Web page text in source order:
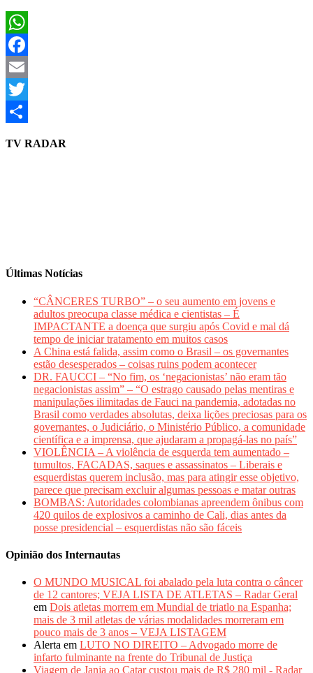
WhatsApp
Facebook
Email
Twitter
TV RADAR
Últimas Notícias
“CÂNCERES TURBO” – o seu aumento em jovens e
adultos preocupa classe médica e cientistas – É
IMPACTANTE a doença que surgiu após Covid e mal dá
tempo de iniciar tratamento em muitos casos
A China está falida, assim como o Brasil – os governantes
estão desesperados – coisas ruins podem acontecer
DR. FAUCCI – “No fim, os ‘negacionistas’ não eram tão
negacionistas assim” – “O estrago causado pelas mentiras e
manipulações ilimitadas de Fauci na pandemia, adotadas no
Brasil como verdades absolutas, deixa lições preciosas para os
governantes, o Judiciário, o Ministério Público, a comunidade
científica e a imprensa, que ajudaram a propagá-las no país”
VIOLÊNCIA – A violência de esquerda tem aumentado –
tumultos, FACADAS, saques e assassinatos – Liberais e
esquerdistas querem inclusão, mas para atingir esse objetivo,
parece que precisam excluir algumas pessoas e matar outras
BOMBAS: Autoridades colombianas apreendem ônibus com
420 quilos de explosivos a caminho de Cali, dias antes da
posse presidencial – esquerdistas não são fáceis
Opinião dos Internautas
O MUNDO MUSICAL foi abalado pela luta contra o câncer
de 12 cantores; VEJA LISTA DE ATLETAS – Radar Geral
em Dois atletas morrem em Mundial de triatlo na Espanha;
mais de 3 mil atletas de várias modalidades morreram em
pouco mais de 3 anos – VEJA LISTAGEM
Alerta em LUTO NO DIREITO – Advogado morre de
infarto fulminante na frente do Tribunal de Justiça
Viagem de Janja ao Catar custou mais de R$ 280 mil - Radar